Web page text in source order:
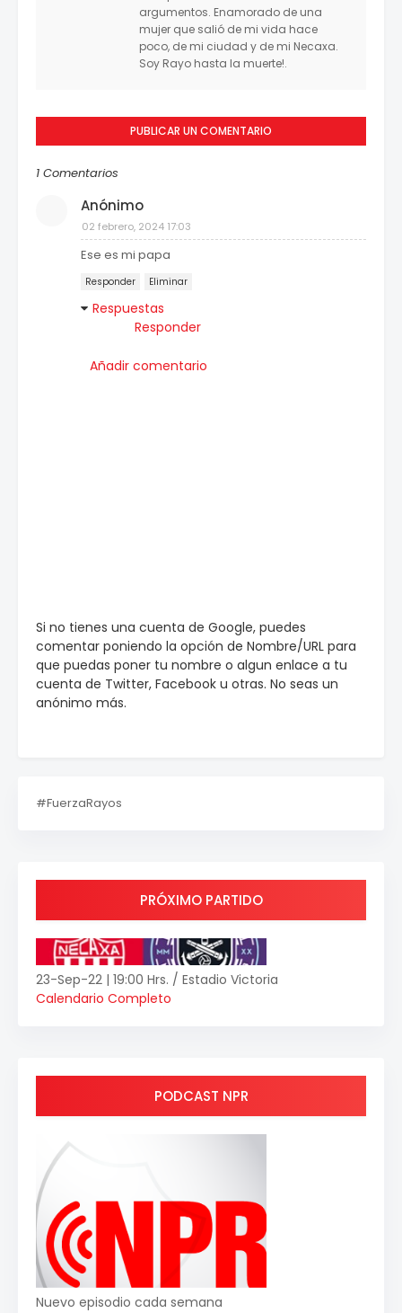
argumentos. Enamorado de una
mujer que salió de mi vida hace
poco, de mi ciudad y de mi Necaxa.
Soy Rayo hasta la muerte!.
PUBLICAR UN COMENTARIO
1 Comentarios
Anónimo
02 febrero, 2024 17:03
Ese es mi papa
Responder Eliminar
Respuestas
Responder
Añadir comentario
Si no tienes una cuenta de Google, puedes
comentar poniendo la opción de Nombre/URL para
que puedas poner tu nombre o algun enlace a tu
cuenta de Twitter, Facebook u otras. No seas un
anónimo más.
#FuerzaRayos
PRÓXIMO PARTIDO
23-Sep-22 | 19:00 Hrs. / Estadio Victoria
Calendario Completo
PODCAST NPR
Nuevo episodio cada semana